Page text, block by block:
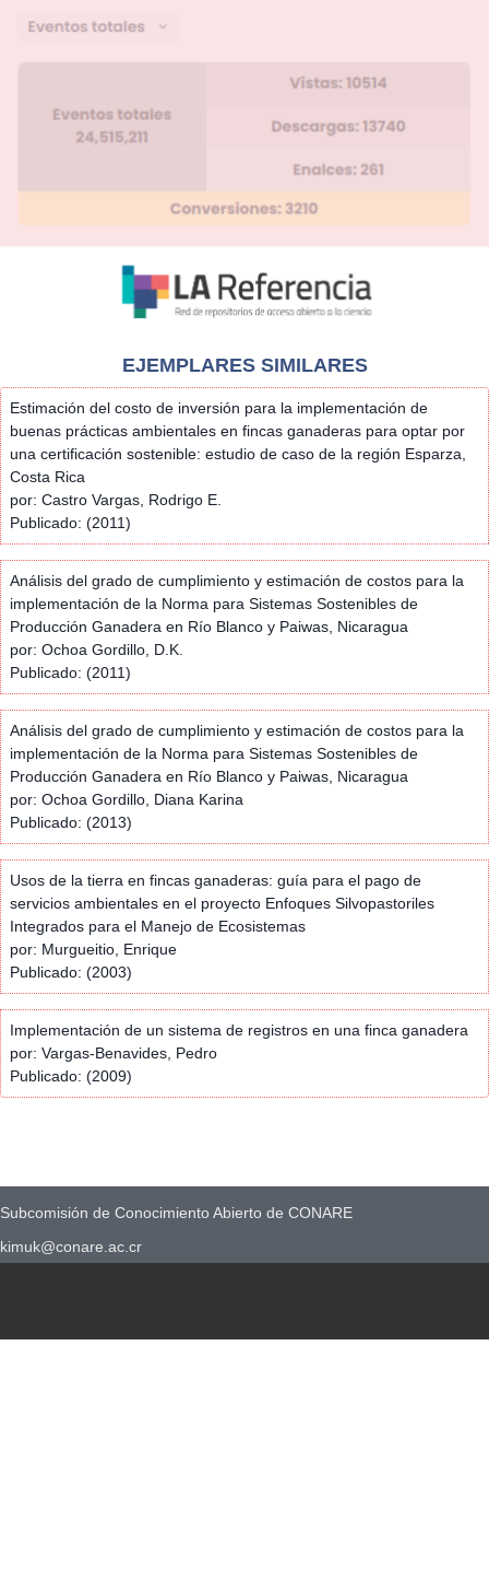
EJEMPLARES SIMILARES
Estimación del costo de inversión para la implementación de
buenas prácticas ambientales en fincas ganaderas para optar por
una certificación sostenible: estudio de caso de la región Esparza,
Costa Rica
por: Castro Vargas, Rodrigo E.
Publicado: (2011)
Análisis del grado de cumplimiento y estimación de costos para la
implementación de la Norma para Sistemas Sostenibles de
Producción Ganadera en Río Blanco y Paiwas, Nicaragua
por: Ochoa Gordillo, D.K.
Publicado: (2011)
Análisis del grado de cumplimiento y estimación de costos para la
implementación de la Norma para Sistemas Sostenibles de
Producción Ganadera en Río Blanco y Paiwas, Nicaragua
por: Ochoa Gordillo, Diana Karina
Publicado: (2013)
Usos de la tierra en fincas ganaderas: guía para el pago de
servicios ambientales en el proyecto Enfoques Silvopastoriles
Integrados para el Manejo de Ecosistemas
por: Murgueitio, Enrique
Publicado: (2003)
Implementación de un sistema de registros en una finca ganadera
por: Vargas-Benavides, Pedro
Publicado: (2009)
Subcomisión de Conocimiento Abierto de CONARE
kimuk@conare.ac.cr